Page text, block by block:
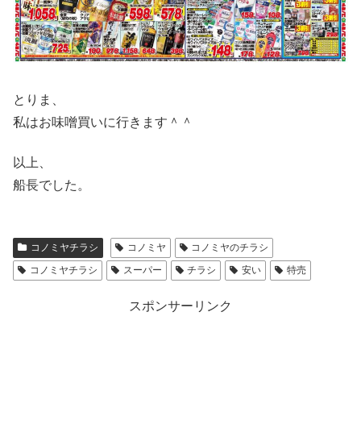
とりま、
私はお味噌買いに行きます＾＾
以上、
船長でした。
コノミヤチラシ コノミヤ
コノミヤのチラシ
コノミヤチラシ
スーパー チラシ 安い 特売
スポンサーリンク